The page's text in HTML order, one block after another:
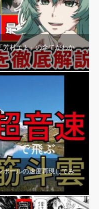
芳村エト」の全てがわか
ボールの速度再現してみ